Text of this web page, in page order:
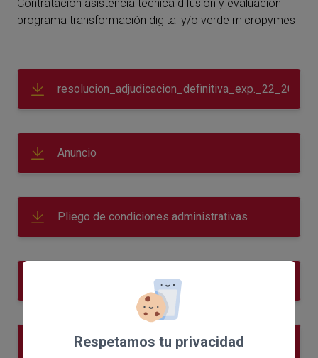
Contratación asistencia técnica difusión y evaluación
programa transformación digital y/o verde micropymes
Anuncio
Pliego de condiciones administrativas
Anexos
Respetamos tu privacidad